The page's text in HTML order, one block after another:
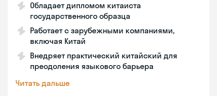
Обладает дипломом китаиста
государственного образца
Работает с зарубежными компаниями,
включая Китай
Внедряет практический китайский для
преодоления языкового барьера
Читать дальше